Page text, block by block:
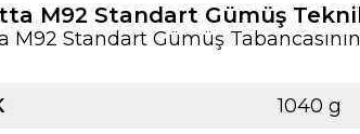
M92 Standart Gümüş
M92 Standart Gümüş
1040 g